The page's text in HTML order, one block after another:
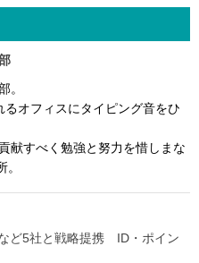
。
るオフィスにタイピング音をひ
献すべく勉強と努力を惜しまな
ど5社と戦略提携 ID・ポイン